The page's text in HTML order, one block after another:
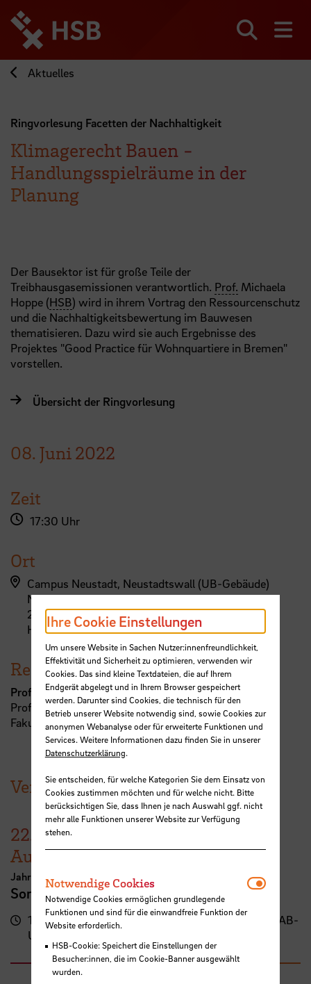
zum
Seiteninhalt
springen
Aktuelles
Ringvorlesung Facetten der Nachhaltigkeit
Klimagerecht Bauen -
Handlungsspielräume in der
Planung
Der Bausektor ist für große Teile der
Treibhausgasemissionen verantwortlich. Prof. Michaela
Hoppe (HSB) wird in ihrem Vortrag den Ressourcenschutz
und die Nachhaltigkeitsbewertung im Bauwesen
thematisieren. Dazu wird sie auch Ergebnisse des
Projektes "Good Practice für Wohnquartiere in Bremen"
vorstellen.
Übersicht der Ringvorlesung
08. Juni2022
Zeit
17:30 Uhr
Ort
Campus Neustadt, Neustadtswall (UB-Gebäude)
Neustadtswall 27b
28199 Bremen
Hansewasserhörsaal
Referent:in
Prof. Dipl.-Ing. Michaela Hoppe
Professur Klimagerechte Architektur
Fakultät 2, Abt. A
Veranstaltungen der HSB
22. –30.
August
Jahresausstellung der School of Architecture Bremen
Sommerschau 2026
17:00
Uhr
Campus Neustadt, Neustadtswall (AB-
Ihre Cookie Einstellungen
Um unsere Website in Sachen Nutzer:innenfreundlichkeit,
Effektivität und Sicherheit zu optimieren, verwenden wir
Cookies. Das sind kleine Textdateien, die auf Ihrem
Endgerät abgelegt und in Ihrem Browser gespeichert
werden. Darunter sind Cookies, die technisch für den
Betrieb unserer Website notwendig sind, sowie Cookies zur
anonymen Webanalyse oder für erweiterte Funktionen und
Services. Weitere Informationen dazu finden Sie in unserer
Datenschutzerklärung.
Sie entscheiden, für welche Kategorien Sie dem Einsatz von
Cookies zustimmen möchten und für welche nicht. Bitte
berücksichtigen Sie, dass Ihnen je nach Auswahl ggf. nicht
mehr alle Funktionen unserer Website zur Verfügung
stehen.
Notwendige Cookies
Notwendige Cookies ermöglichen grundlegende
Funktionen und sind für die einwandfreie Funktion der
Website erforderlich.
HSB-Cookie: Speichert die Einstellungen der
Besucher:innen, die im Cookie-Banner ausgewählt
wurden.